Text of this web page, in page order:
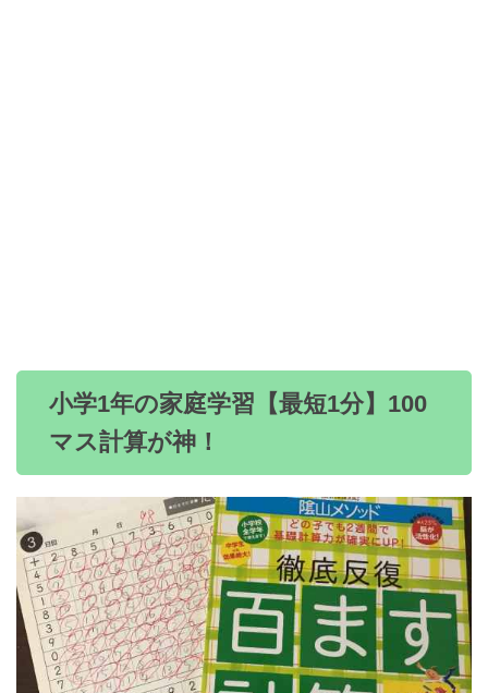
小学1年の家庭学習【最短1分】100
マス計算が神！